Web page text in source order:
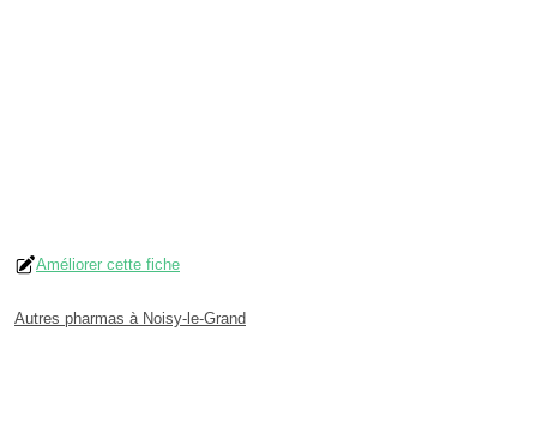
Améliorer cette fiche
Autres pharmas à Noisy-le-Grand